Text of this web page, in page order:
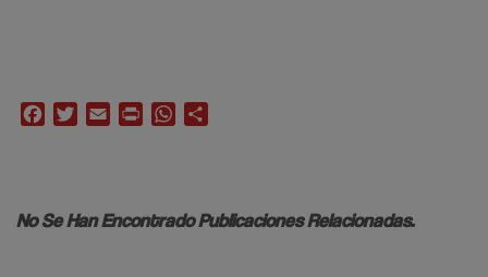
FacebookTwitterEmail Print WhatsApp
No Se Han Encontrado Publicaciones Relacionadas.